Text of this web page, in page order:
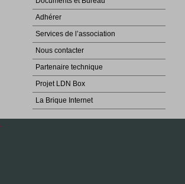
Adhérer
Services de l’association
Nous contacter
Partenaire technique
Projet LDN Box
La Brique Internet